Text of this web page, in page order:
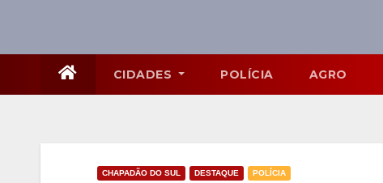
CIDADES POLÍCIA AGRO
CHAPADÃO DO SUL DESTAQUE POLÍCIA